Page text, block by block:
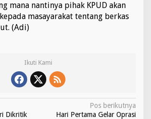
mana nantinya pihak KPUD akan
masayarakat tentang berkas
(Adi)
Ikuti Kami
Dikritik
Pos berikutnya
Hari Pertama Gelar Oprasi